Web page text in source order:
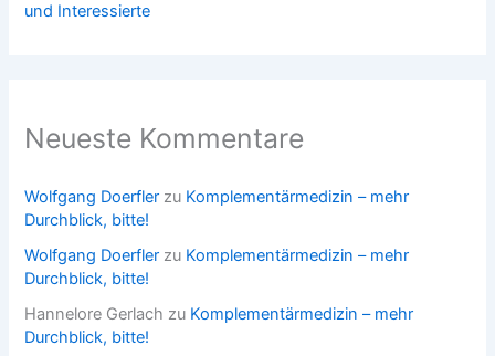
und Interessierte
Neueste Kommentare
Wolfgang Doerfler zu Komplementärmedizin – mehr
Durchblick, bitte!
Wolfgang Doerfler zu Komplementärmedizin – mehr
Durchblick, bitte!
Hannelore Gerlach zu Komplementärmedizin – mehr
Durchblick, bitte!